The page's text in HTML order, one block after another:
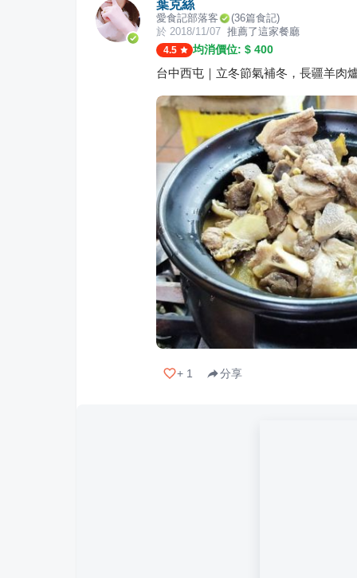
葉克絲
愛食記部落客 (36篇食記)
於 2018/11/07 推薦了這家餐廳
4.5 均消價位: $ 400
台中西屯｜立冬節氣補冬，長疆羊肉
+ 1 分享